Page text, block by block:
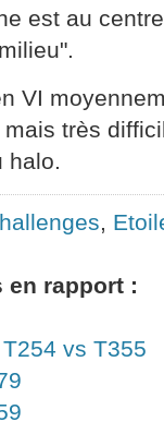
est au
VI
très
halo.
,
en rapport :
vs T355